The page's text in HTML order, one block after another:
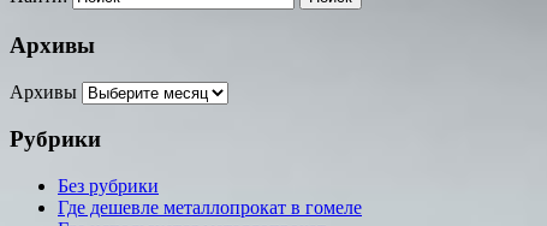
Архивы
Архивы
Рубрики
Без рубрики
Где дешевле металлопрокат в гомеле